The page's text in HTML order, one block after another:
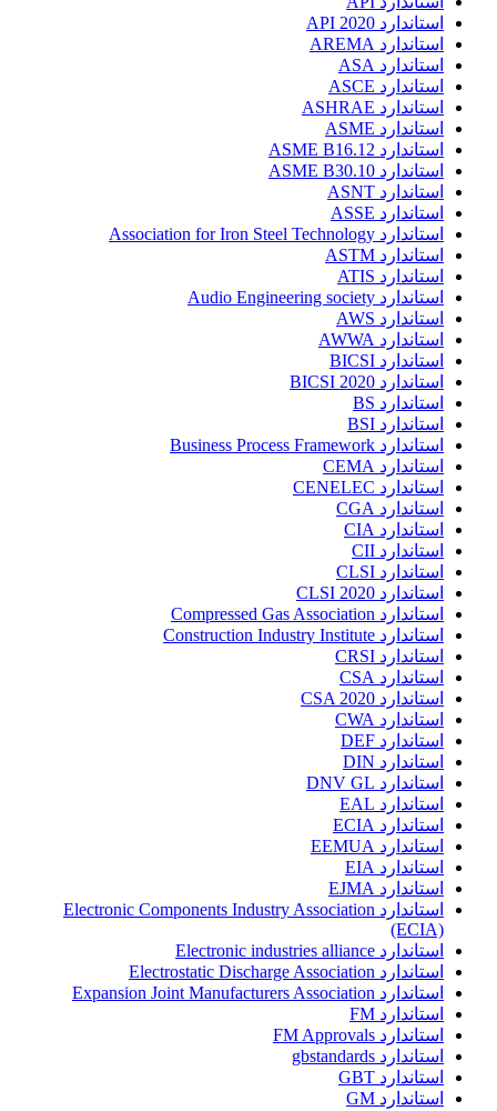
استاندارد API 2020
استاندارد AREMA
استاندارد ASA
استاندارد ASCE
استاندارد ASHRAE
استاندارد ASME
استاندارد ASME B16.12
استاندارد ASME B30.10
استاندارد ASNT
استاندارد ASSE
استاندارد Association for Iron Steel Technology
استاندارد ASTM
استاندارد ATIS
استاندارد Audio Engineering society
استاندارد AWS
استاندارد AWWA
استاندارد BICSI
استاندارد BICSI 2020
استاندارد BS
استاندارد BSI
استاندارد Business Process Framework
استاندارد CEMA
استاندارد CENELEC
استاندارد CGA
استاندارد CIA
استاندارد CII
استاندارد CLSI
استاندارد CLSI 2020
استاندارد Compressed Gas Association
استاندارد Construction Industry Institute
استاندارد CRSI
استاندارد CSA
استاندارد CSA 2020
استاندارد CWA
استاندارد DEF
استاندارد DIN
استاندارد DNV GL
استاندارد EAL
استاندارد ECIA
استاندارد EEMUA
استاندارد EIA
استاندارد EJMA
استاندارد Electronic Components Industry Association
(ECIA)
استاندارد Electronic industries alliance
استاندارد Electrostatic Discharge Association
استاندارد Expansion Joint Manufacturers Association
استاندارد FM
استاندارد FM Approvals
استاندارد gbstandards
استاندارد GBT
استاندارد GM